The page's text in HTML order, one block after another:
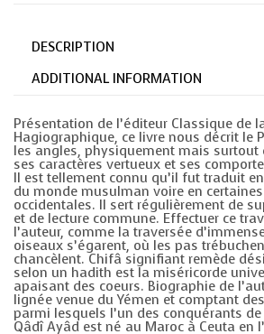
rang
de
de
l'élu
MUHAMMAD
quantity
DESCRIPTION
ADDITIONAL INFORMATION
Présentation de l’éditeur Classique de
Hagiographique, ce livre nous décrit le
les angles, physiquement mais surtout
ses caractères vertueux et ses
Il est tellement connu qu’il fut traduit
du monde musulman voire en
occidentales. Il sert régulièrement de
et de lecture commune. Effectuer ce
l’auteur, comme la traversée
oiseaux s’égarent, où les pas
chancèlent. Chifâ signifiant remède
selon un hadith est la miséricorde
apaisant des coeurs. Biographie de
lignée venue du Yémen et comptant
parmi lesquels l’un des conquérants
Qâdî Ayâd est né au Maroc à Ceuta en